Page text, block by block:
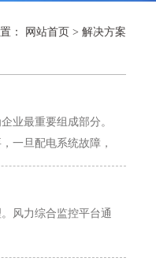
： 网站首页 > 解决方案
业最重要组成部分。
一旦配电系统故障，
...
风力综合监控平台通